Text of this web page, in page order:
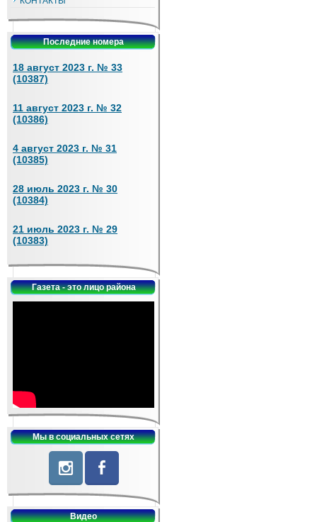
Последние номера
18 август 2023 г. № 33
(10387)
11 август 2023 г. № 32
(10386)
4 август 2023 г. № 31
(10385)
28 июль 2023 г. № 30
(10384)
21 июль 2023 г. № 29
(10383)
Газета - это лицо района
Мы в социальных сетях
Видео